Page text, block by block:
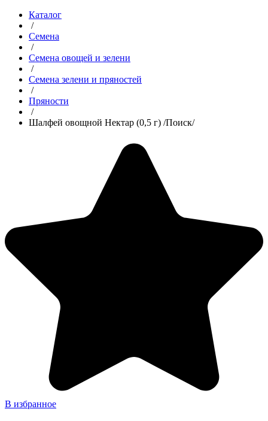
Каталог
/
Семена
/
Семена овощей и зелени
/
Семена зелени и пряностей
/
Пряности
/
Шалфей овощной Нектар (0,5 г) /Поиск/
В избранное